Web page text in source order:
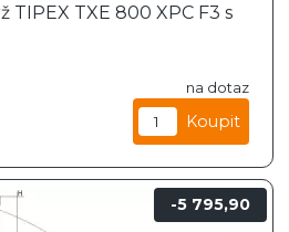
TIPEX TXE 800 XPC F3 s
na dotaz
5 795,90